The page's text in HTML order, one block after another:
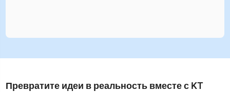
Превратите идеи в реальность вместе с KT